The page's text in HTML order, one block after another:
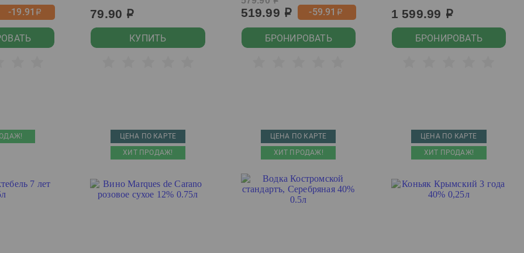
-19.91 р 79.90 р
КУПИТЬ
519.99 р -59.91 р
БРОНИРОВАТЬ
1 599.99 р
БРОНИРОВАТЬ
ЦЕНА ПО КАРТЕ
ХИТ ПРОДАЖ!
ЦЕНА ПО КАРТЕ
ХИТ ПРОДАЖ!
ЦЕНА ПО КАРТЕ
ХИТ ПРОДАЖ!